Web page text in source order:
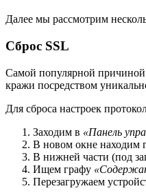
Далее мы рассмотрим
Сброс SSL
Самой популярной
кражи посредством
Для сброса настроек
Заходим в «Панель
В новом окне находим
В нижней части (под
Ищем графу
Перезагружаем